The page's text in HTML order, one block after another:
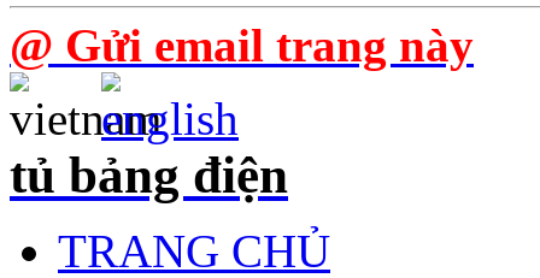
@ Gửi email trang này
tủ bảng điện
TRANG CHỦ